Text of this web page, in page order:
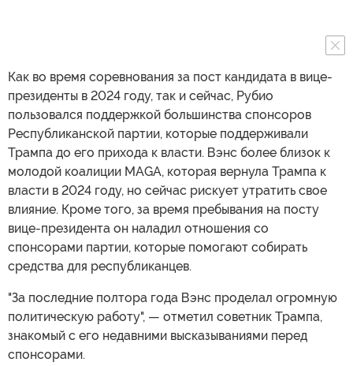
Как во время соревнования за пост кандидата в вице-
президенты в 2024 году, так и сейчас, Рубио
пользовался поддержкой большинства спонсоров
Республиканской партии, которые поддерживали
Трампа до его прихода к власти. Вэнс более близок к
молодой коалиции MAGA, которая вернула Трампа к
власти в 2024 году, но сейчас рискует утратить свое
влияние. Кроме того, за время пребывания на посту
вице-президента он наладил отношения со
спонсорами партии, которые помогают собирать
средства для республиканцев.
"За последние полтора года Вэнс проделал огромную
политическую работу", — отметил советник Трампа,
знакомый с его недавними высказываниями перед
спонсорами.